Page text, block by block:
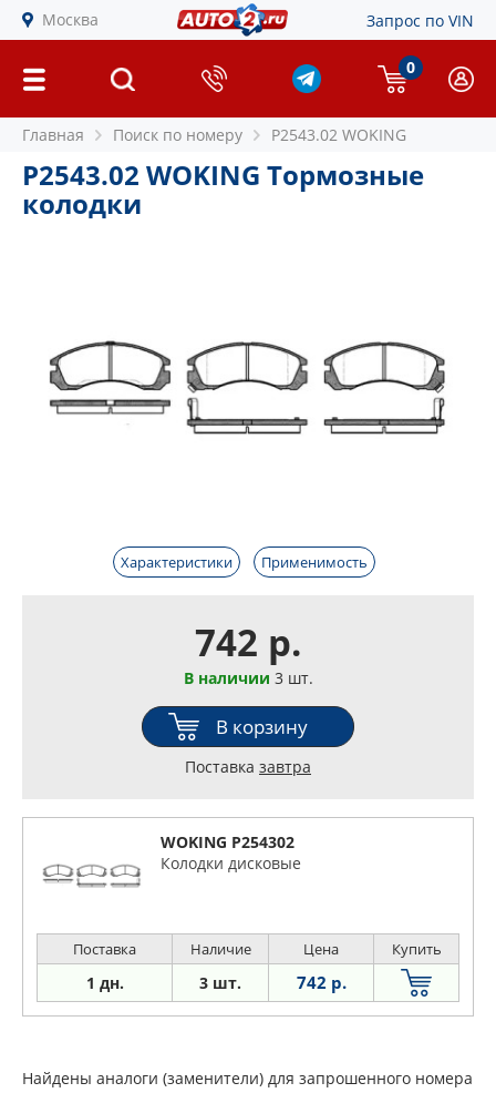
Москва Запрос по VIN
0
Главная Поиск по номеру P2543.02 WOKING
P2543.02 WOKING Тормозные
колодки
Характеристики Применимость
742 р.
В наличии 3 шт.
В корзину
Поставка завтра
WOKING P254302
Колодки дисковые
Поставка Наличие Цена Купить
1 дн. 3 шт. 742 р.
Найдены аналоги (заменители) для запрошенного номера